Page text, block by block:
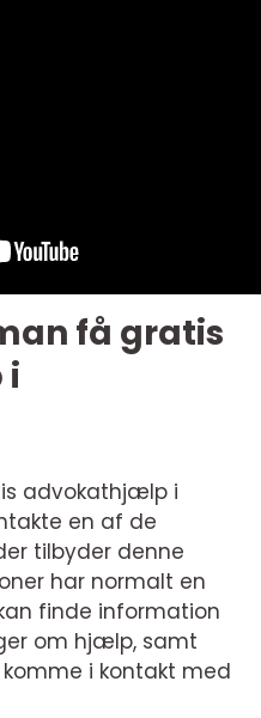
få gratis
i
advokathjælp i
en af de
tilbyder denne
har normalt en
finde information
om hjælp, samt
i kontakt med